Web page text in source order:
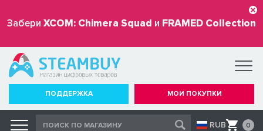
Забери XCOM: Chimera Squad и FRAMED Collection
бесплатно
ПОДДЕРЖКА МОИ ПОКУПКИ
RUB 0